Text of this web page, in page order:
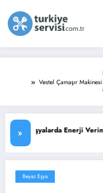
Vestel Çamaşır
»
Düşürün Su
Beyaz Eşya